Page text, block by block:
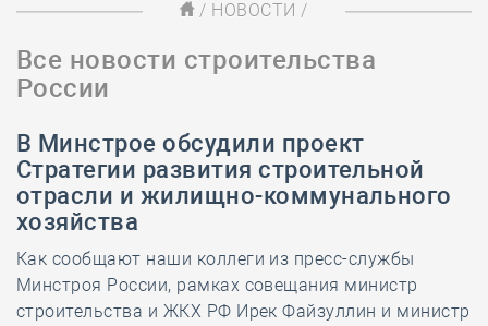
/ НОВОСТИ /
Все новости строительства
России
В Минстрое обсудили проект
Стратегии развития строительной
отрасли и жилищно-коммунального
хозяйства
Как сообщают наши коллеги из пресс-службы
Минстроя России, рамках совещания министр
строительства и ЖКХ РФ Ирек Файзуллин и министр